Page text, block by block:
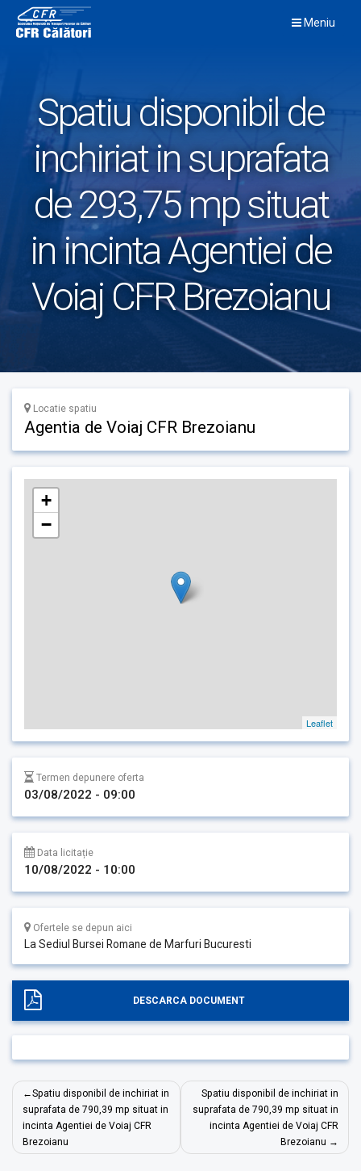
content
Meniu
Spatiu disponibil de
inchiriat in suprafata
de 293,75 mp situat
in incinta Agentiei de
Voiaj CFR Brezoianu
Locatie spatiu
Agentia de Voiaj CFR Brezoianu
+
−
Leaflet
Termen depunere oferta
03/08/2022 - 09:00
Data licitație
10/08/2022 - 10:00
Ofertele se depun aici
La Sediul Bursei Romane de Marfuri Bucuresti
DESCARCA DOCUMENT
Navigare
în
articole
Spatiu disponibil de inchiriat in
suprafata de 790,39 mp situat in
incinta Agentiei de Voiaj CFR
Brezoianu
Spatiu disponibil de inchiriat in
suprafata de 790,39 mp situat in
incinta Agentiei de Voiaj CFR
Brezoianu